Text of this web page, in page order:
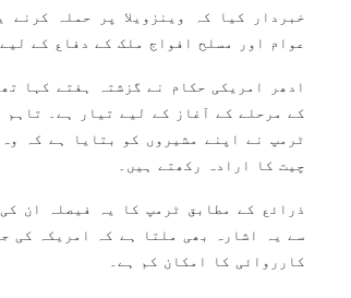
خبردار کیا کہ وینزویلا پر حملہ
عوام اور مسلح افواج ملک کے دفاع کے
ادھر امریکی حکام نے گزشتہ ہفتے کہا
کے مرحلے کے آغاز کے لیے تیار ہے۔
ٹرمپ نے اپنے مشیروں کو بتایا ہے کہ
چیت کا ارادہ رکھتے ہیں۔
ذرائع کے مطابق ٹرمپ کا یہ فیصلہ ان
سے یہ اشارہ بھی ملتا ہے کہ امریکہ کی
کارروائی کا امکان کم ہے۔